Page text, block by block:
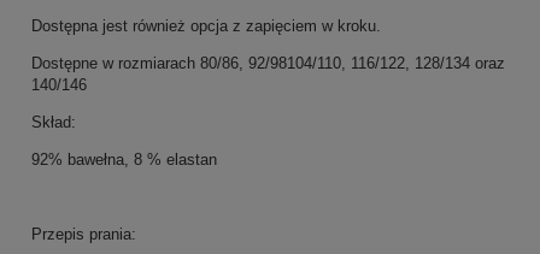
Dostępna jest również opcja z zapięciem w kroku.
Dostępne w rozmiarach 80/86, 92/98104/110, 116/122, 128/134 oraz
140/146
Skład:
92% bawełna, 8 % elastan
Przepis prania: